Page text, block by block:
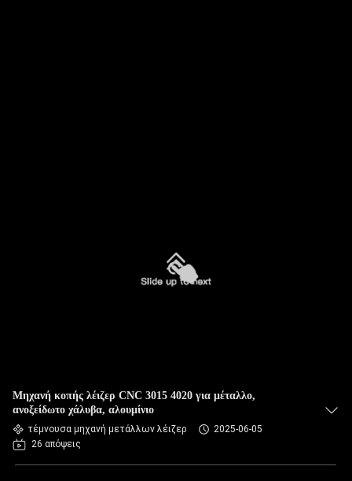
Μηχανή κοπής λέιζερ CNC 3015 4020 για μέταλλο,
ανοξείδωτο χάλυβα, αλουμίνιο
τέμνουσα μηχανή μετάλλων λέιζερ
2025-06-05
26 απόψεις